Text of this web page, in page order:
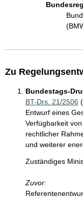
Zu
Bundestags-
BT-Drs. 21/2506 (
Entwurf eines
Verfügbarkeit
rechtlicher
und weiterer
Zuständiges
Zuvor: